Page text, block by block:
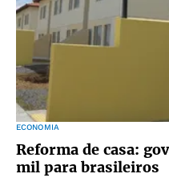
ECONOMIA
Reforma de casa:
mil para brasileiros